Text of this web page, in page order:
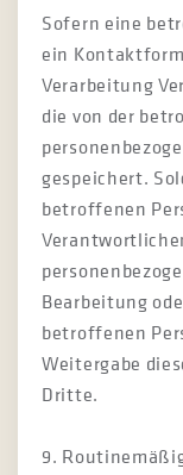
Sofern eine
ein
Verarbeitung
die von der
gespeichert.
betroffenen
Bearbeitung
betroffenen
Weitergabe
Dritte.
9.